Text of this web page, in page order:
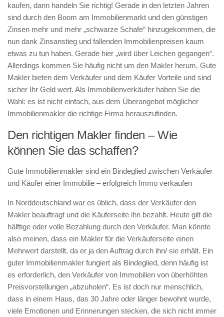
kaufen, dann handeln Sie richtig! Gerade in den letzten Jahren
sind durch den Boom am Immobilienmarkt und den günstigen
Zinsen mehr und mehr „schwarze Schafe“ hinzugekommen, die
nun dank Zinsanstieg und fallenden Immobilienpreisen kaum
etwas zu tun haben. Gerade hier „wird über Leichen gegangen“.
Allerdings kommen Sie häufig nicht um den Makler herum. Gute
Makler bieten dem Verkäufer und dem Käufer Vorteile und sind
sicher Ihr Geld wert. Als Immobilienverkäufer haben Sie die
Wahl: es ist nicht einfach, aus dem Überangebot möglicher
Immobilienmakler die richtige Firma herauszufinden.
Den richtigen Makler finden – Wie
können Sie das schaffen?
Gute Immobilienmakler sind ein Bindeglied zwischen Verkäufer
und Käufer einer Immobilie – erfolgreich Immo verkaufen
In Norddeutschland war es üblich, dass der Verkäufer den
Makler beauftragt und die Käuferseite ihn bezahlt. Heute gilt die
hälftige oder volle Bezahlung durch den Verkäufer. Man könnte
also meinen, dass ein Makler für die Verkäuferseite einen
Mehrwert darstellt, da er ja den Auftrag durch ihn/ sie erhält. Ein
guter Immobilienmakler fungiert als Bindeglied, denn häufig ist
es erforderlich, den Verkäufer von Immobilien von überhöhten
Preisvorstellungen „abzuholen“. Es ist doch nur menschlich,
dass in einem Haus, das 30 Jahre oder länger bewohnt wurde,
viele Emotionen und Erinnerungen stecken, die sich nicht immer